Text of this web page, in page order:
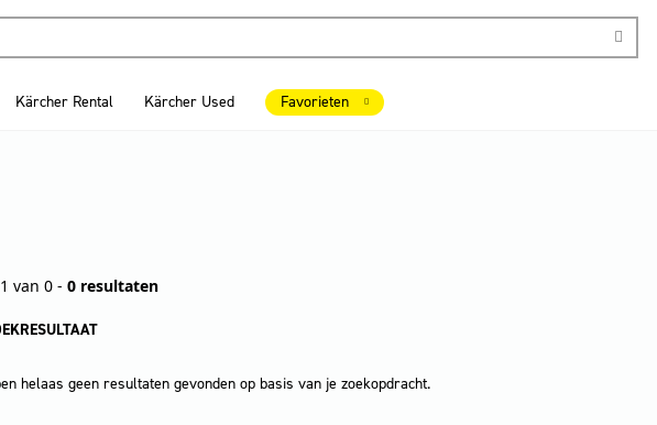
Kärcher Rental Kärcher Used Favorieten
van 0 - 0 resultaten
helaas geen resultaten gevonden op basis van je zoekopdracht.